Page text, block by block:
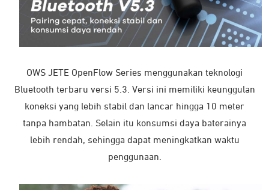
OWS JETE OpenFlow Series menggunakan teknologi
Bluetooth terbaru versi 5.3. Versi ini memiliki keunggulan
koneksi yang lebih stabil dan lancar hingga 10 meter
tanpa hambatan. Selain itu konsumsi daya baterainya
lebih rendah, sehingga dapat meningkatkan waktu
penggunaan.